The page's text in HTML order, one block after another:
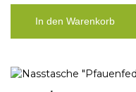
In den Warenkorb